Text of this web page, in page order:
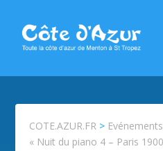
COTE.AZUR.FR > Evénements
« Nuit du piano 4 – Paris